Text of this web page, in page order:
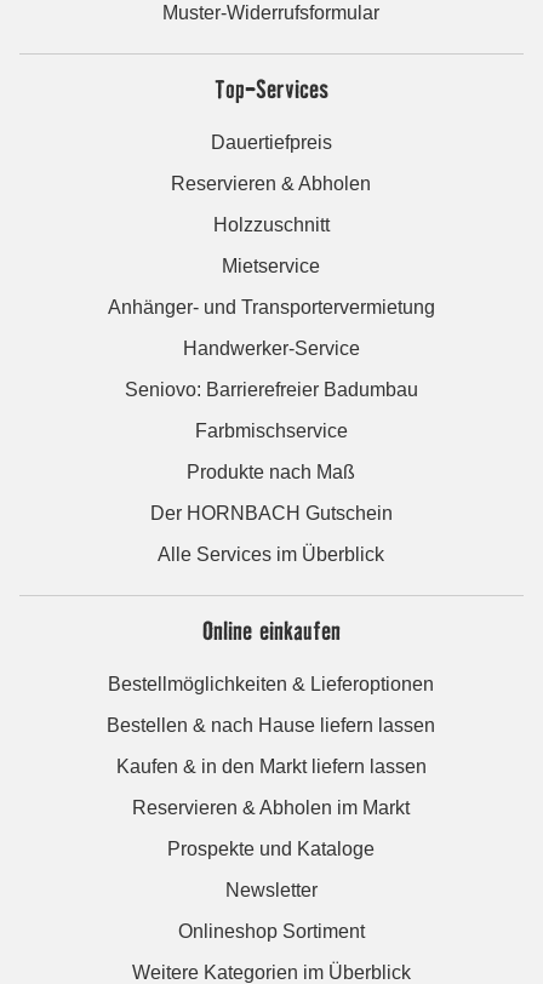
Muster-Widerrufsformular
Top-Services
Dauertiefpreis
Reservieren & Abholen
Holzzuschnitt
Mietservice
Anhänger- und Transportervermietung
Handwerker-Service
Seniovo: Barrierefreier Badumbau
Farbmischservice
Produkte nach Maß
Der HORNBACH Gutschein
Alle Services im Überblick
Online einkaufen
Bestellmöglichkeiten & Lieferoptionen
Bestellen & nach Hause liefern lassen
Kaufen & in den Markt liefern lassen
Reservieren & Abholen im Markt
Prospekte und Kataloge
Newsletter
Onlineshop Sortiment
Weitere Kategorien im Überblick